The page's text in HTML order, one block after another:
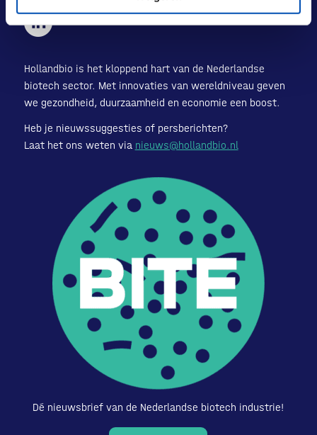
Hollandbio is het kloppend hart van de Nederlandse
biotech sector. Met innovaties van wereldniveau geven
we gezondheid, duurzaamheid en economie een boost.
Heb je nieuwssuggesties of persberichten?
Laat het ons weten via nieuws@hollandbio.nl
Dé nieuwsbrief van de Nederlandse biotech industrie!